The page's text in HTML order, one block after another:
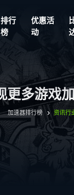
排行
榜
优惠活
动
更多游戏
加速器排行榜 资讯行